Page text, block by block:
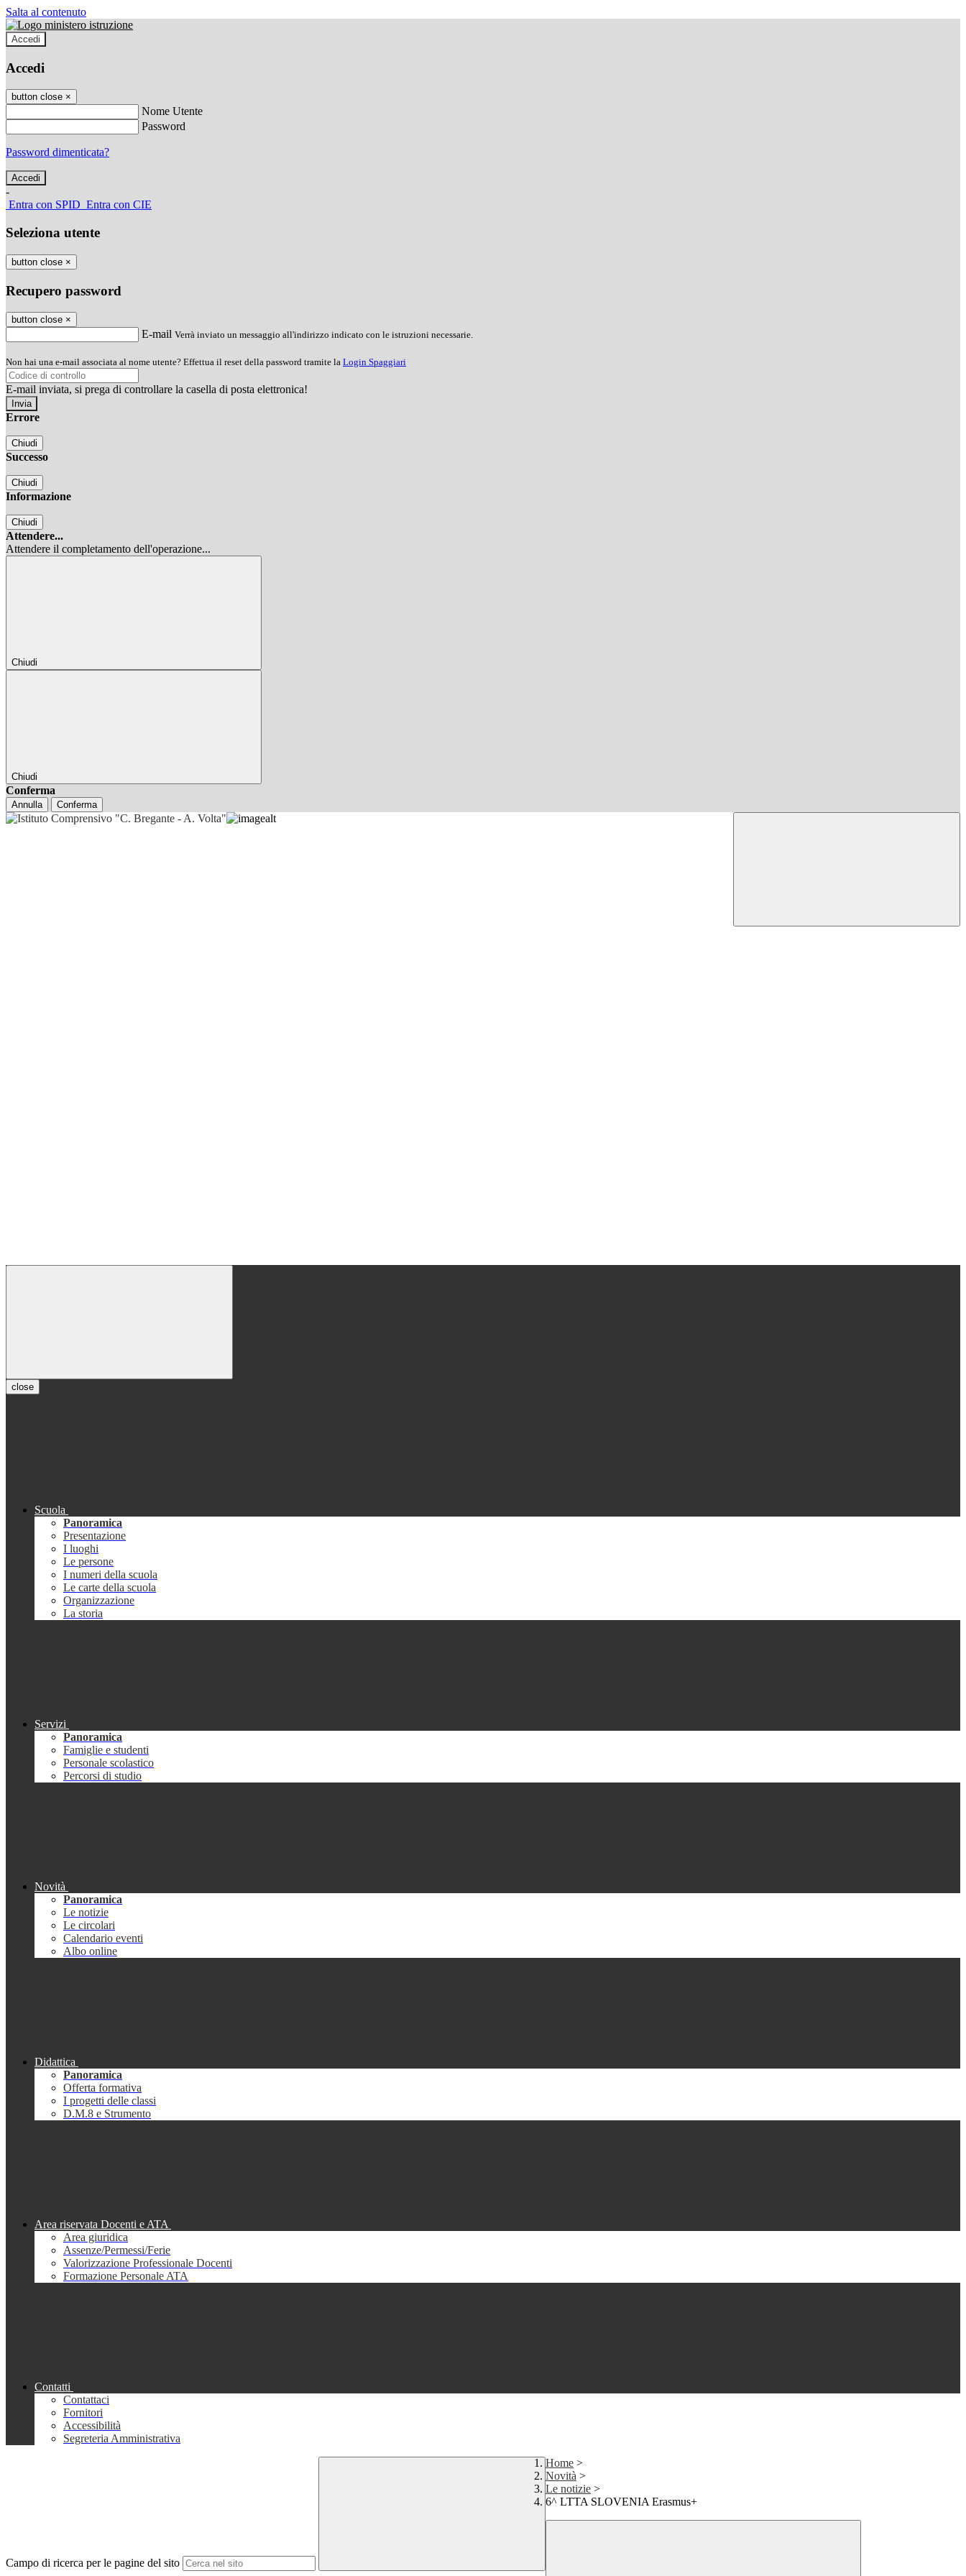
Salta al contenuto
Accedi
Accedi
button close ×
Nome Utente
Password
Password dimenticata?
-
Entra con SPID Entra con CIE
Seleziona utente
button close ×
Recupero password
button close ×
E-mail Verrà inviato un messaggio all'indirizzo indicato con le istruzioni necessarie.
Non hai una e-mail associata al nome utente? Effettua il reset della password tramite la Login Spaggiari
E-mail inviata, si prega di controllare la casella di posta elettronica!
Errore
Chiudi
Successo
Chiudi
Informazione
Chiudi
Attendere...
Attendere il completamento dell'operazione...
Chiudi
Chiudi
Conferma
Annulla Conferma
close
Scuola
Panoramica
Presentazione
I luoghi
Le persone
I numeri della scuola
Le carte della scuola
Organizzazione
La storia
Servizi
Panoramica
Famiglie e studenti
Personale scolastico
Percorsi di studio
Novità
Panoramica
Le notizie
Le circolari
Calendario eventi
Albo online
Didattica
Panoramica
Offerta formativa
I progetti delle classi
D.M.8 e Strumento
Area riservata Docenti e ATA
Area giuridica
Assenze/Permessi/Ferie
Valorizzazione Professionale Docenti
Formazione Personale ATA
Contatti
Contattaci
Fornitori
Accessibilità
Segreteria Amministrativa
Campo di ricerca per le pagine del sito
Home >
Novità >
Le notizie >
6^ LTTA SLOVENIA Erasmus+